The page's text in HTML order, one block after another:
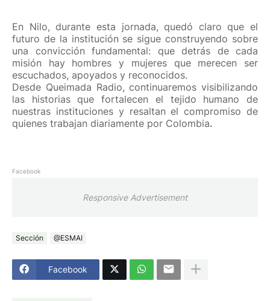
En Nilo, durante esta jornada, quedó claro que el
futuro de la institución se sigue construyendo sobre
una convicción fundamental: que detrás de cada
misión hay hombres y mujeres que merecen ser
escuchados, apoyados y reconocidos.
Desde Queimada Radio, continuaremos visibilizando
las historias que fortalecen el tejido humano de
nuestras instituciones y resaltan el compromiso de
quienes trabajan diariamente por Colombia.
Facebook
Responsive Advertisement
Sección @ESMAI
Facebook